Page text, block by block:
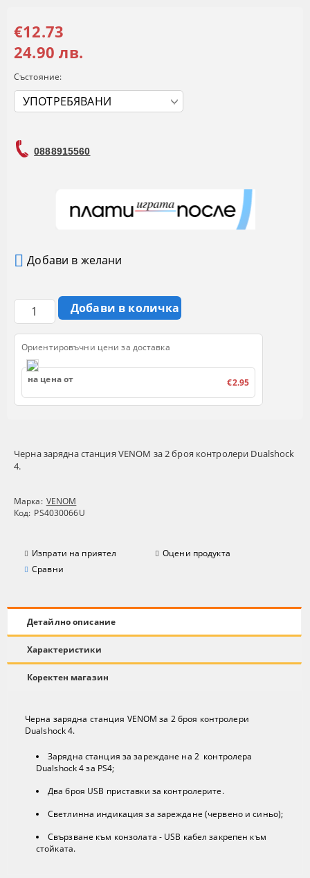
Черна зарядна станция VENOM за 2 броя контролери Dualshock
4.
Марка: VENOM
Код: PS4030066U
Изпрати на приятел
Оцени продукта
Сравни
€12.73
24.90 лв.
Състояние:
0888915560
Добави в желани
Ориентировъчни цени за доставка
на цена от €2.95
Детайлно описание
Характеристики
Коректен магазин
Черна зарядна станция VENOM за 2 броя контролери
Dualshock 4.
Зарядна станция за зареждане на 2 контролера
Dualshock 4 за PS4;
Два броя USB приставки за контролерите.
Светлинна индикация за зареждане (червено и синьо);
Свързване към конзолата - USB кабел закрепен към
стойката.